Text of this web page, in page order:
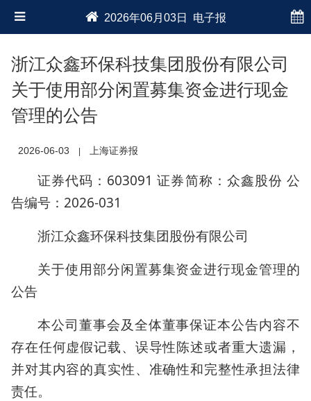
2026年06月03日 电子报
浙江众鑫环保科技集团股份有限公司
关于使用部分闲置募集资金进行现金
管理的公告
2026-06-03 上海证券报
证券代码：603091 证券简称：众鑫股份 公
告编号：2026-031
浙江众鑫环保科技集团股份有限公司
关于使用部分闲置募集资金进行现金管理的
公告
本公司董事会及全体董事保证本公告内容不
存在任何虚假记载、误导性陈述或者重大遗漏，
并对其内容的真实性、准确性和完整性承担法律
责任。